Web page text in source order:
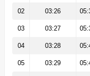
02 03:26
03 03:27
04 03:28
05 03:29